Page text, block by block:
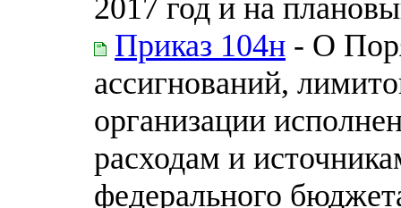
2017 год и на
Приказ 104н - О
ассигнований,
организации
расходам и
федерального